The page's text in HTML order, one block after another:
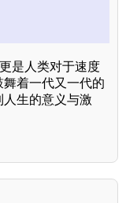
是人类对于速度
着一代又一代的
生的意义与激